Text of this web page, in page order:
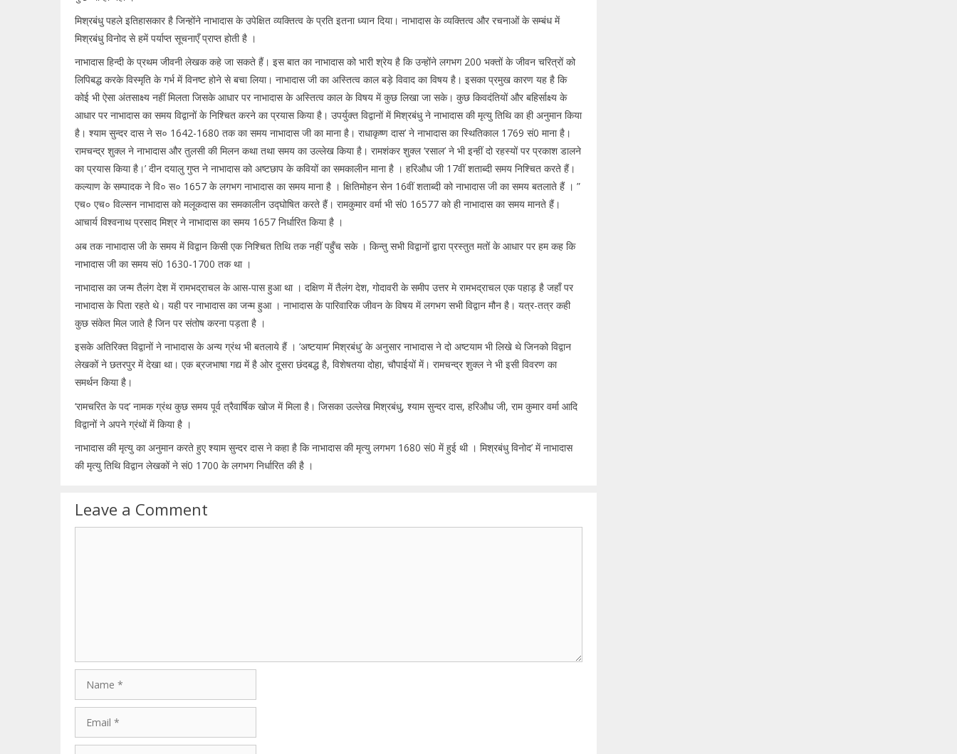
मिश्रबंधु पहले इतिहासकार है जिन्होंने नाभादास के उपेक्षित व्यक्तित्व के प्रति इतना ध्यान दिया। नाभादास के व्यक्तित्व और रचनाओं के सम्बंध में
मिश्रबंधु विनोद से हमें पर्याप्त सूचनाएँ प्राप्त होती है ।
नाभादास हिन्दी के प्रथम जीवनी लेखक कहे जा सकते हैं। इस बात का नाभादास को भारी श्रेय है कि उन्होंने लगभग 200 भक्तों के जीवन चरित्रों को
लिपिबद्ध करके विस्मृति के गर्भ में विनष्ट होने से बचा लिया। नाभादास जी का अस्तित्व काल बड़े विवाद का विषय है। इसका प्रमुख कारण यह है कि
कोई भी ऐसा अंतसाक्ष्य नहीं मिलता जिसके आधार पर नाभादास के अस्तित्व काल के विषय में कुछ लिखा जा सके। कुछ किवदंतियों और बहिर्साक्ष्य के
आधार पर नाभादास का समय विद्वानों के निश्चित करने का प्रयास किया है। उपर्युक्त विद्वानों में मिश्रबंधु ने नाभादास की मृत्यु तिथि का ही अनुमान किया
है। श्याम सुन्दर दास ने स० 1642-1680 तक का समय नाभादास जी का माना है। राधाकृष्ण दास’ ने नाभादास का स्थितिकाल 1769 सं0 माना है।
रामचन्द्र शुक्ल ने नाभादास और तुलसी की मिलन कथा तथा समय का उल्लेख किया है। रामशंकर शुक्ल ‘रसाल’ ने भी इन्हीं दो रहस्यों पर प्रकाश डालने
का प्रयास किया है।’ दीन दयालु गुप्त ने नाभादास को अष्टछाप के कवियों का समकालीन माना है । हरिऔध जी 17वीं शताब्दी समय निश्चित करते हैं।
कल्याण के सम्पादक ने वि० स० 1657 के लगभग नाभादास का समय माना है । क्षितिमोहन सेन 16वीं शताब्दी को नाभादास जी का समय बतलाते हैं । ”
एच० एच० विल्सन नाभादास को मलूकदास का समकालीन उद्घोषित करते हैं। रामकुमार वर्मा भी सं0 16577 को ही नाभादास का समय मानते हैं।
आचार्य विश्वनाथ प्रसाद मिश्र ने नाभादास का समय 1657 निर्धारित किया है ।
अब तक नाभादास जी के समय में विद्वान किसी एक निश्चित तिथि तक नहीं पहुँच सके । किन्तु सभी विद्वानों द्वारा प्रस्तुत मतों के आधार पर हम कह कि
नाभादास जी का समय सं0 1630-1700 तक था ।
नाभादास का जन्म तैलंग देश में रामभद्राचल के आस-पास हुआ था । दक्षिण में तैलंग देश, गोदावरी के समीप उत्तर मे रामभद्राचल एक पहाड़ है जहाँ पर
नाभादास के पिता रहते थे। यही पर नाभादास का जन्म हुआ । नाभादास के पारिवारिक जीवन के विषय में लगभग सभी विद्वान मौन है। यत्र-तत्र कही
कुछ संकेत मिल जाते है जिन पर संतोष करना पड़ता है ।
इसके अतिरिक्त विद्वानों ने नाभादास के अन्य ग्रंथ भी बतलाये हैं । ‘अष्टयाम’ मिश्रबंधु’ के अनुसार नाभादास ने दो अष्टयाम भी लिखे थे जिनको विद्वान
लेखकों ने छतरपुर में देखा था। एक ब्रजभाषा गद्य में है ओर दूसरा छंदबद्ध है, विशेषतया दोहा, चौपाईयों में। रामचन्द्र शुक्ल ने भी इसी विवरण का
समर्थन किया है।
‘रामचरित के पद’ नामक ग्रंथ कुछ समय पूर्व त्रैवार्षिक खोज में मिला है। जिसका उल्लेख मिश्रबंधु, श्याम सुन्दर दास, हरिऔध जी, राम कुमार वर्मा आदि
विद्वानों ने अपने ग्रंथों में किया है ।
नाभादास की मृत्यु का अनुमान करते हुए श्याम सुन्दर दास ने कहा है कि नाभादास की मृत्यु लगभग 1680 सं0 में हुई थी । मिश्रबंधु विनोद’ में नाभादास
की मृत्यु तिथि विद्वान लेखकों ने सं0 1700 के लगभग निर्धारित की है ।
Leave a Comment